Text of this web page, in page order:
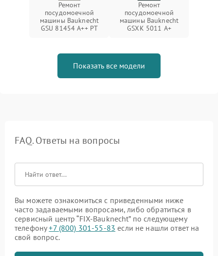
Ремонт
посудомоечной
машины Bauknecht
GSU 81454 A++ PT
Ремонт
посудомоечной
машины Bauknecht
GSXK 5011 A+
Показать все модели
FAQ. Ответы на вопросы
Вы можете ознакомиться с приведенными ниже
часто задаваемыми вопросами, либо обратиться в
сервисный центр “FIX-Bauknecht” по следующему
телефону+7 (800) 301-55-83 если не нашли ответ на
свой вопрос.